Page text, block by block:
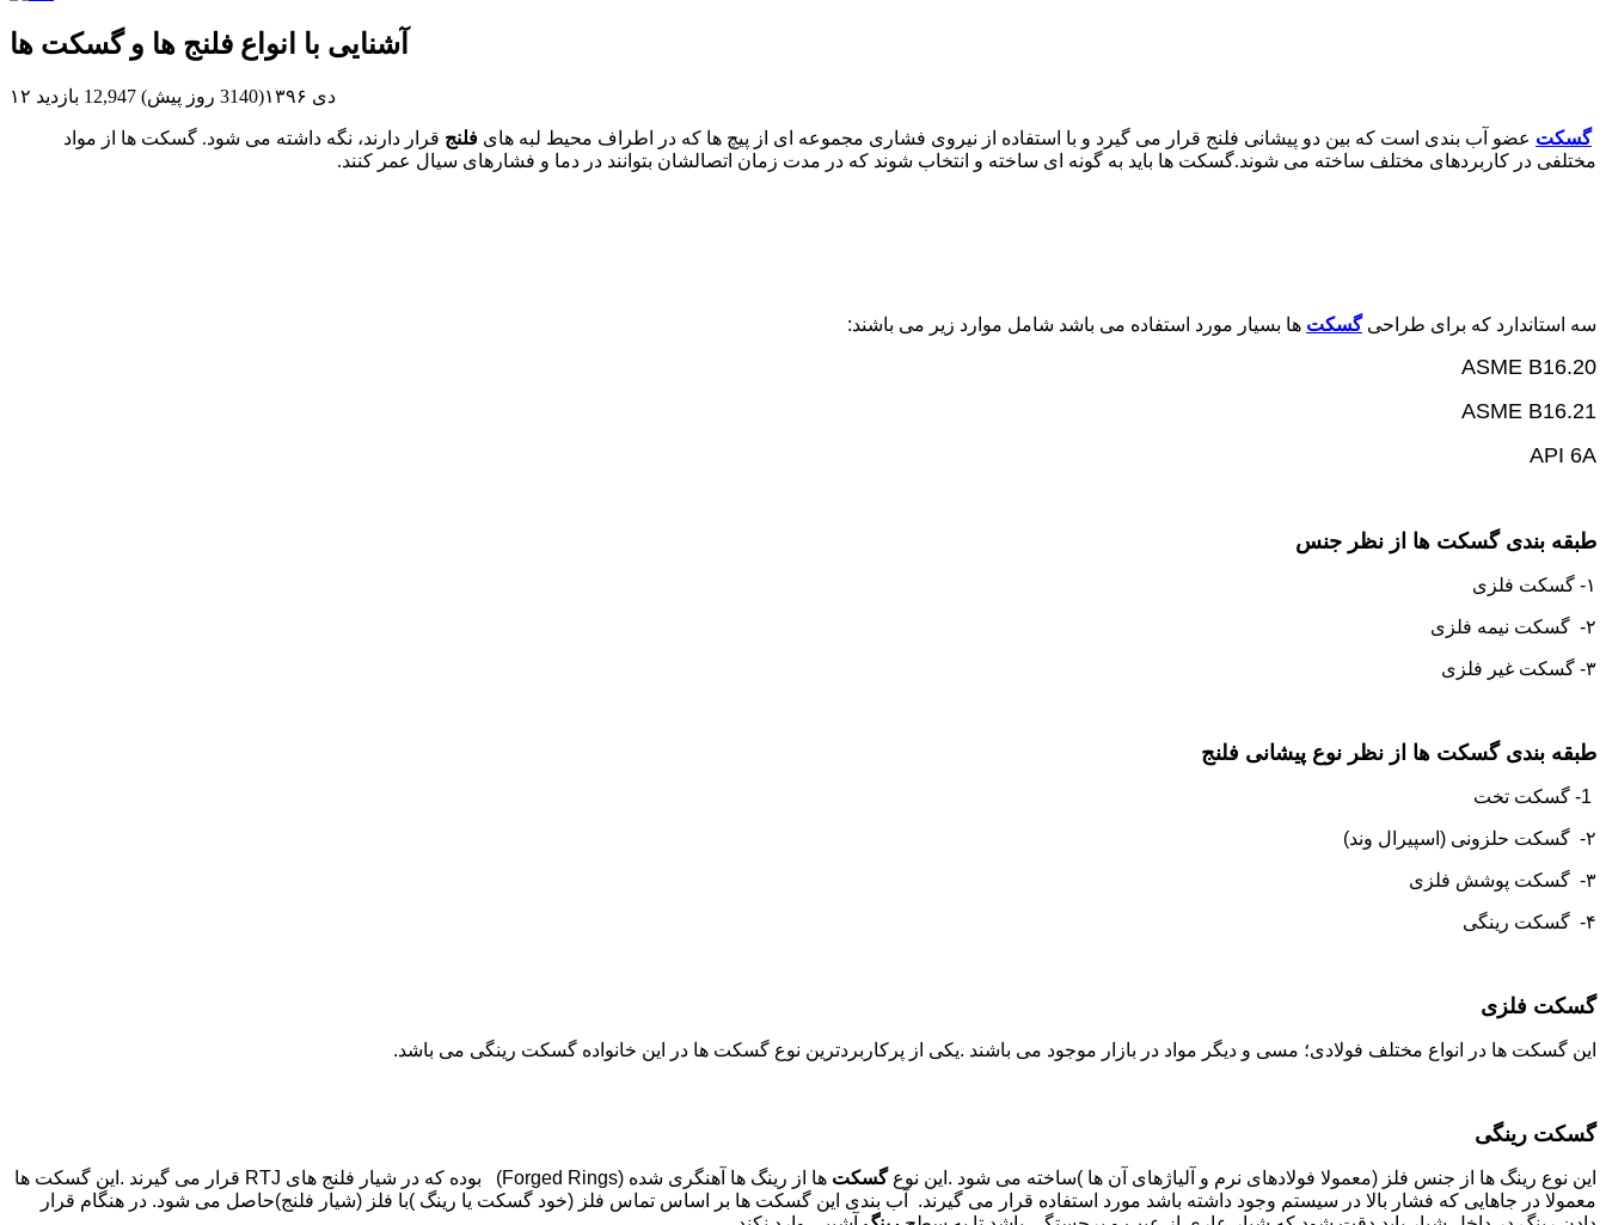
آشنایی با انواع فلنج ها و گسکت ها
۱۲ دی ۱۳۹۶(3140 روز پیش) 12,947 بازدید
گسکت عضو آب بندی است که بین دو پیشانی فلنج قرار می گیرد و با استفاده از نیروی فشاری مجموعه ای از پیچ ها که در اطراف محیط لبه های فلنج قرار دارند، نگه داشته می شود. گسکت ها از مواد
مختلفی در کاربردهای مختلف ساخته می شوند.گسکت ها باید به گونه ای ساخته و انتخاب شوند که در مدت زمان اتصالشان بتوانند در دما و فشارهای سیال عمر کنند.
سه استاندارد که برای طراحی گسکت ها بسیار مورد استفاده می باشد شامل موارد زیر می باشند:
ASME B16.20
ASME B16.21
API 6A
طبقه بندی گسکت ها از نظر جنس
۱- گسکت فلزی
۲- گسکت نیمه فلزی
۳- گسکت غیر فلزی
طبقه بندی گسکت ها از نظر نوع پیشانی فلنج
۲- گسکت حلزونی (اسپیرال وند)
۳- گسکت پوشش فلزی
۴- گسکت رینگی
گسکت فلزی
این گسکت ها در انواع مختلف فولادی؛ مسی و دیگر مواد در بازار موجود می باشند .یکی از پرکاربردترین نوع گسکت ها در این خانواده گسکت رینگی می باشد.
گسکت رینگی
این نوع رینگ ها از جنس فلز (معمولا فولادهای نرم و آلیاژهای آن ها )ساخته می شود .این نوعگسکت
ها از رینگ ها آهنگری شده (Forged Rings) بوده که در شیار فلنج های RTJ قرار می گیرند .این گسکت ها
معمولا در جاهایی که فشار بالا در سیستم وجود داشته باشد مورد استفاده قرار می گیرند. آب بندی این گسکت ها بر اساس تماس فلز (خود گسکت یا رینگ )با فلز (شیار فلنج)حاصل می شود. در هنگام قرار